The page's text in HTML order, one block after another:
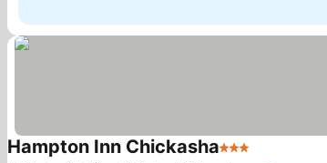
Hampton Inn Chickasha3 Stjärnor